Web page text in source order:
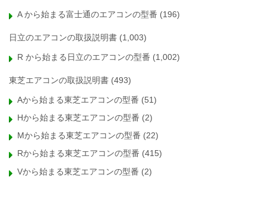
A から始まる富士通のエアコンの型番 (196)
日立のエアコンの取扱説明書 (1,003)
R から始まる日立のエアコンの型番 (1,002)
東芝エアコンの取扱説明書 (493)
Aから始まる東芝エアコンの型番 (51)
Hから始まる東芝エアコンの型番 (2)
Mから始まる東芝エアコンの型番 (22)
Rから始まる東芝エアコンの型番 (415)
Vから始まる東芝エアコンの型番 (2)